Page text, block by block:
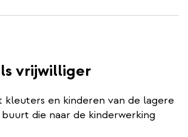
vrijwilliger
en kinderen van de lagere
die naar de kinderwerking